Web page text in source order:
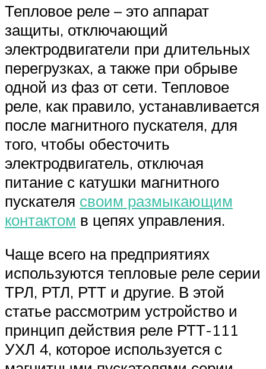
Тепловое реле – это аппарат
защиты, отключающий
электродвигатели при длительных
перегрузках, а также при обрыве
одной из фаз от сети. Тепловое
реле, как правило, устанавливается
после магнитного пускателя, для
того, чтобы обесточить
электродвигатель, отключая
питание с катушки магнитного
пускателя своим размыкающим
контактом в цепях управления.
Чаще всего на предприятиях
используются тепловые реле серии
ТРЛ, РТЛ, РТТ и другие. В этой
статье рассмотрим устройство и
принцип действия реле РТТ-111
УХЛ 4, которое используется с